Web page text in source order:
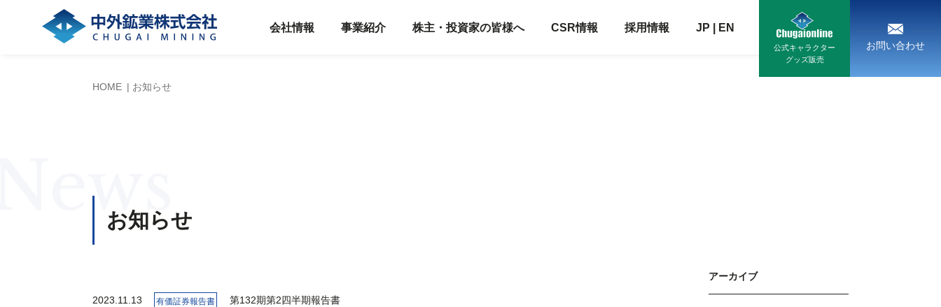
会社情報 事業紹介 株主・投資家の皆様へ CSR情報 採用情報 JP EN
公式キャラクター
グッズ販売
お問い合わせ
HOME お知らせ
お知らせ
2023.11.13 有価証券報告書 第132期第2四半期報告書
アーカイブ